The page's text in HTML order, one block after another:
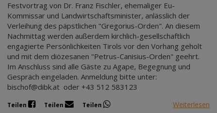
Festvortrag von Dr. Franz Fischler, ehemaliger Eu-
Kommissar und Landwirtschaftsminister, anlässlich der
Verleihung des päpstlichen "Gregorius-Orden". An diesem
Nachmittag werden außerdem kirchlich-gesellschaftlich
engagierte Persönlichkeiten Tirols vor den Vorhang geholt
und mit dem diözesanen "Petrus-Canisius-Orden" geehrt.
Im Anschluss sind alle Gäste zu Agape, Begegnung und
Gespräch eingeladen. Anmeldung bitte unter:
bischof@dibk.at oder +43 512 583123
Teilen Teilen Teilen Weiterlesen